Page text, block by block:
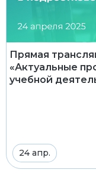
Прямая
«Актуальные
учебной
24 апр.